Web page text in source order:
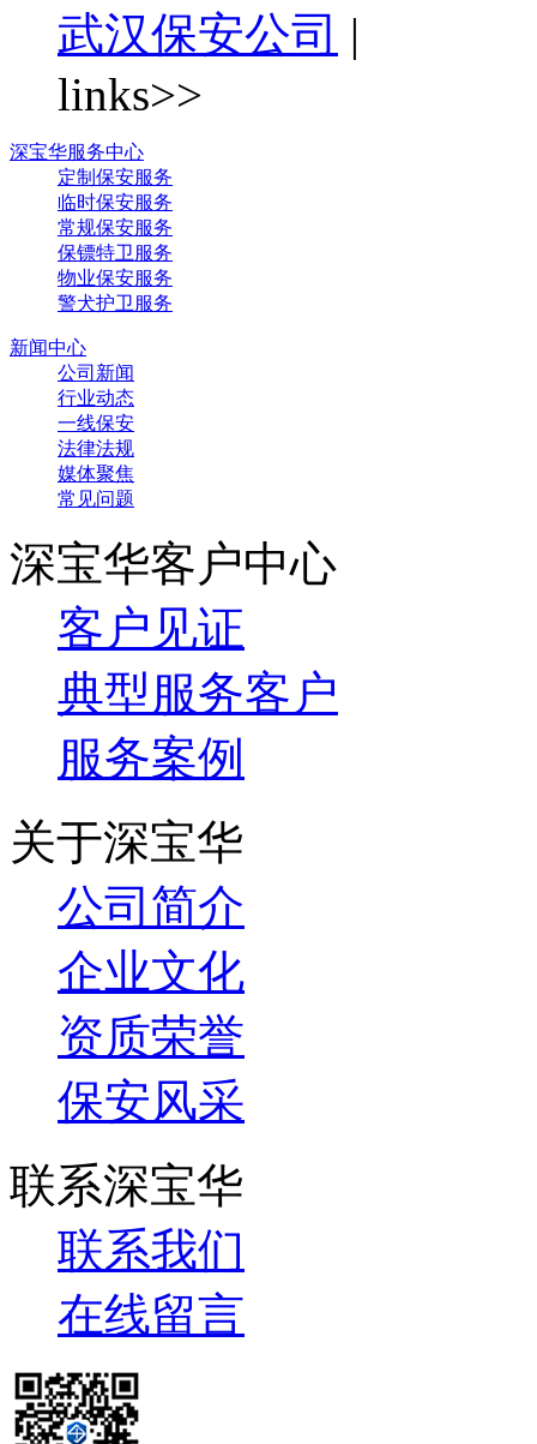
武汉保安公司 |
links>>
深宝华服务中心
定制保安服务
临时保安服务
常规保安服务
保镖特卫服务
物业保安服务
警犬护卫服务
新闻中心
公司新闻
行业动态
一线保安
法律法规
媒体聚焦
常见问题
深宝华客户中心
客户见证
典型服务客户
服务案例
关于深宝华
公司简介
企业文化
资质荣誉
保安风采
联系深宝华
联系我们
在线留言